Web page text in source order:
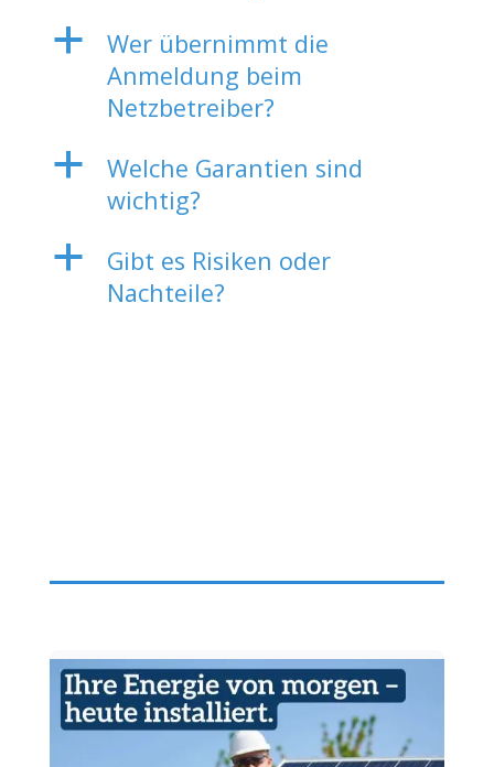
a
Wer übernimmt die
Anmeldung beim
Netzbetreiber?
a
Welche Garantien sind
wichtig?
a
Gibt es Risiken oder
Nachteile?